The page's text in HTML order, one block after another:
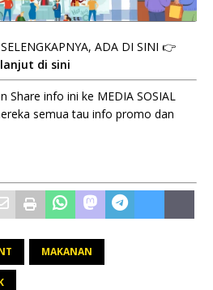
ADA DI SINI 👉
di sini
Share info ini ke MEDIA SOSIAL
semua tau info promo dan
MAKANAN